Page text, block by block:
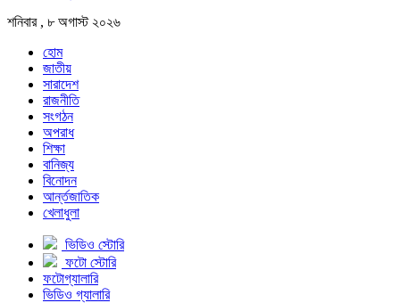
শনিবার , ৮ অগাস্ট ২০২৬
হোম
জাতীয়
সারাদেশ
রাজনীতি
সংগঠন
অপরাধ
শিক্ষা
বানিজ্য
বিনোদন
আর্ন্তজাতিক
খেলাধুলা
ভিডিও স্টোরি
ফটো স্টোরি
ফটোগ্যালারি
ভিডিও গ্যালারি